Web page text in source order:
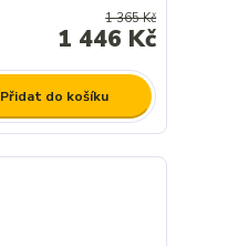
1 365 Kč
1 446 Kč
Přidat do košíku